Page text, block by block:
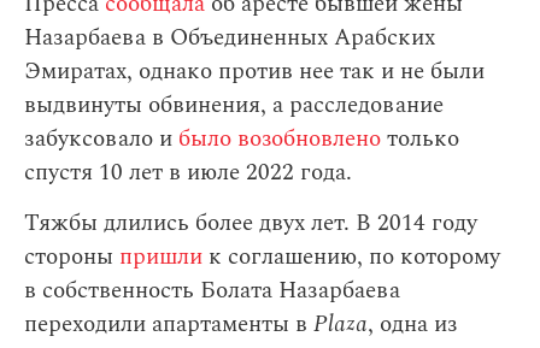
Назарбаева в Объединенных Арабских
Эмиратах, однако против нее так и не были
выдвинуты обвинения, а расследование
забуксовало и было возобновленотолько
спустя 10 лет в июле 2022 года.
Тяжбы длились более двух лет. В 2014 году
стороны пришли к соглашению, по которому
в собственность Болата Назарбаева
переходили апартаменты в Plaza, одна из